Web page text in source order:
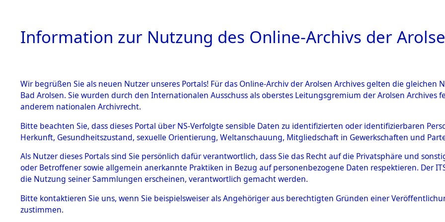
HOME BESTANDSBESCHREIBUNG PERSONENINDEX PERSON
BESTÄNDE
Inhaftierungsdoku
mente
1.2.9 Beim ITS
verwahrte
1.2.9.1
Effekten aus
4AktenfürDOERKEN, LENI
DOERKEN, LENI
geb. 17. Januar 1926
Weitere Angaben
Die Personalien des
und Erschließung durch
Information zur Nutzung des Online-Archivs der
Wir begrüßen Sie als neuen Nutzer unseres Portals! Für das Online-Archiv der Arolsen Archives gelten die
Bad Arolsen. Sie wurden durch den Internationalen Ausschuss als oberstes Leitungsgremium der Arolsen
anderem nationalen Archivrecht.
Bitte beachten Sie, dass dieses Portal über NS-Verfolgte sensible Daten zu identifizierten oder identifizierbaren
Herkunft, Gesundheitszustand, sexuelle Orientierung, Weltanschauung, Mitgliedschaft in Gewerkschaften und
Als Nutzer dieses Portals sind Sie persönlich dafür verantwortlich, dass Sie das Recht auf die Privatsphäre und
oder Betroffener sowie allgemein anerkannte Praktiken in Bezug auf personenbezogene Daten respektieren. Der
die Nutzung seiner Sammlungen erscheinen, verantwortlich gemacht werden.
Bitte kontaktieren Sie uns, wenn Sie beispielsweiser als Angehöriger aus berechtigten Gründen einer
zustimmen.